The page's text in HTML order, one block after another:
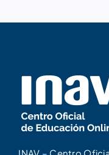
INAV – Centro